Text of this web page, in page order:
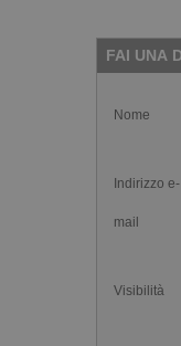
Ecco i tre
Il modo in
anche in
FAI UNA
Nome
Indirizzo e-
mail
Visibilità